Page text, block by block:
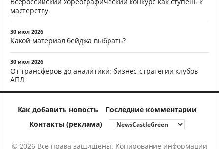
мастерству
30 июл 2026
Какой материал бейджа выбрать?
30 июл 2026
От трансферов до аналитики: бизнес-стратегии клубов
АПЛ
Как добавить новость
Последние комментарии
Контакты (реклама)
© 2026 Все права защищены. Копирование информации